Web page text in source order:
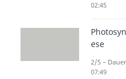
ist
02:45
ese
2/5 –
07:49